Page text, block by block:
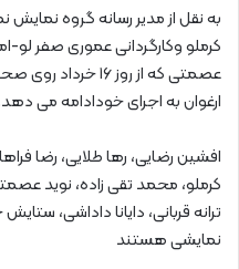
به نقل از مدیر رسانه گروه
کرملو وکارگردانی عموری صفر لو-
ارغوان به اجرای خودادامه می دهد.
افشین رضایی، رها طلایی، رضا
کرملو، محمد تقی زاده، نوید
ترانه قربانی، دایانا داداشی،
نمایشی هستند